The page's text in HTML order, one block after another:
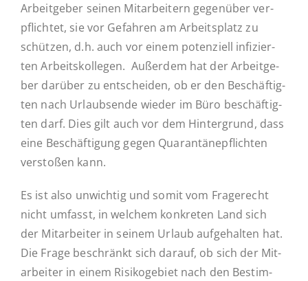
Ar­beit­ge­ber seinen Mit­ar­bei­tern ge­gen­über ver­
pflich­tet, sie vor Ge­fah­ren am Ar­beits­platz zu
schüt­zen, d.h. auch vor einem po­ten­zi­ell in­fi­zier­
ten Ar­beits­kol­le­gen. Au­ßer­dem hat der Ar­beit­ge­
ber darüber zu ent­schei­den, ob er den Be­schäf­tig­
ten nach Ur­laubsen­de wieder im Büro be­schäf­tig­
ten darf. Dies gilt auch vor dem Hin­ter­grund, dass
eine Be­schäf­ti­gung gegen Qua­ran­tä­ne­pflich­ten
ver­sto­ßen kann.
Es ist also un­wich­tig und somit vom Fra­ge­recht
nicht umfasst, in welchem kon­kre­ten Land sich
der Mit­ar­bei­ter in seinem Urlaub auf­ge­hal­ten hat.
Die Frage be­schränkt sich darauf, ob sich der Mit­
ar­bei­ter in einem Ri­si­ko­ge­biet nach den Be­stim­